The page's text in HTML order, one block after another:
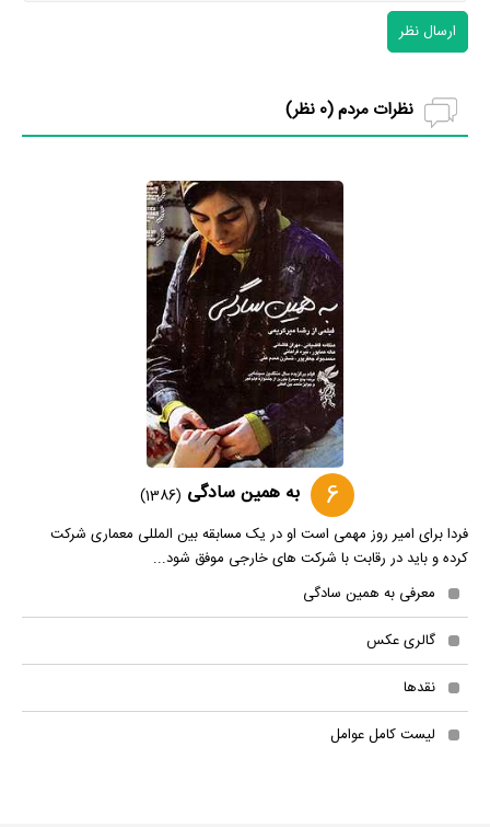
ارسال نظر
نظرات مردم (0 نظر)
6 به همین سادگی (1386)
فردا برای امیر روز مهمی است او در یک مسابقه بین المللی معماری شرکت
کرده و باید در رقابت با شرکت های خارجی موفق شود...
معرفی به همین سادگی
گالری عکس
نقدها
لیست کامل عوامل